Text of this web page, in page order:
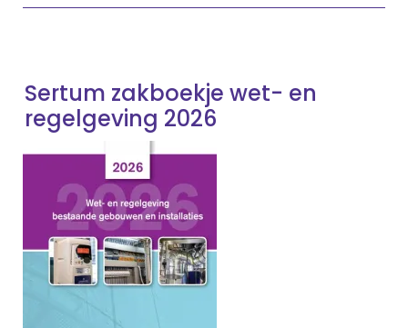
Sertum zakboekje wet- en
regelgeving 2026